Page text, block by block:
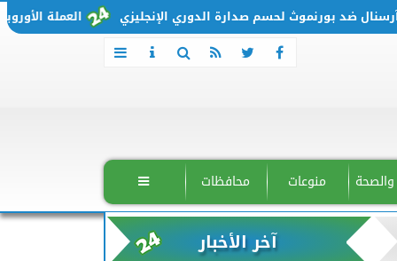
العملة الأوروبية تتحرك من بورنموث لحسم صدارة الدوري الإنجليزي
والصحة منوعات محافظات 
آخر الأخبار